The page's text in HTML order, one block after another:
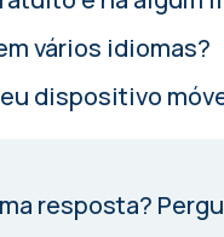
vários idiomas?
dispositivo
resposta?